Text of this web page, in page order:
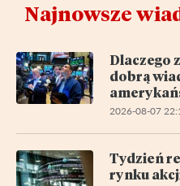
Najnowsze
Dlaczego
dobrą
2026-08-07
Tydzień
rynku